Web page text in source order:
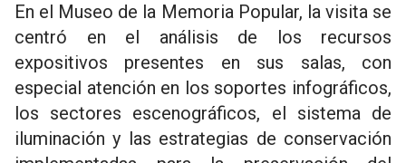
En el Museo de la Memoria Popular, la visita se
centró en el análisis de los recursos
expositivos presentes en sus salas, con
especial atención en los soportes infográficos,
los sectores escenográficos, el sistema de
iluminación y las estrategias de conservación